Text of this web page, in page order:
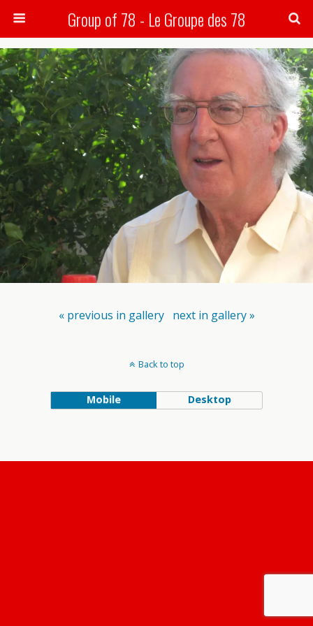
Group of 78 - Le Groupe des 78
Search
« previous in gallery next in gallery »
Back to top
Mobile Desktop